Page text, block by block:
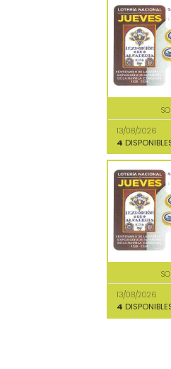
13/08/2026
4
13/08/2026
4